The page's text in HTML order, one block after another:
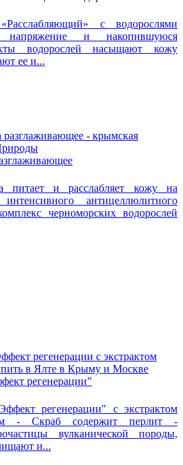
с водорослями
напряжение и накопившуюся
водорослей насыщают кожу
ее и...
питает и расслабляет кожу на
антицеллюлитного
черноморских водорослей
регенерации”
регенерации" с экстрактом
- Скраб содержит перлит -
вулканической породы,
и...